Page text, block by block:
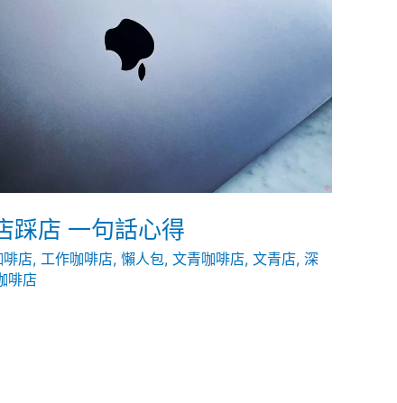
踩店 一句話心得
啡店, 工作咖啡店, 懶人包, 文青咖啡店, 文青店, 深
啡店